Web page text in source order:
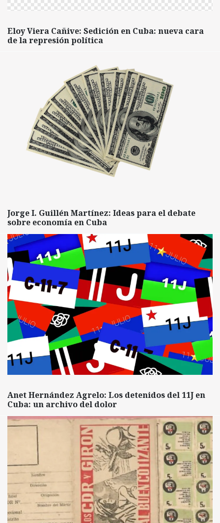
Eloy Viera Cañive: Sedición en Cuba: nueva cara
de la represión política
Jorge I. Guillén Martínez: Ideas para el debate
sobre economía en Cuba
Anet Hernández Agrelo: Los detenidos del 11J en
Cuba: un archivo del dolor